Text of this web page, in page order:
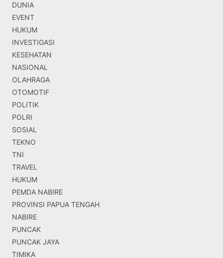
DUNIA
EVENT
HUKUM
INVESTIGASI
KESEHATAN
NASIONAL
OLAHRAGA
OTOMOTIF
POLITIK
POLRI
SOSIAL
TEKNO
TNI
TRAVEL
HUKUM
PEMDA NABIRE
PROVINSI PAPUA TENGAH
NABIRE
PUNCAK
PUNCAK JAYA
TIMIKA